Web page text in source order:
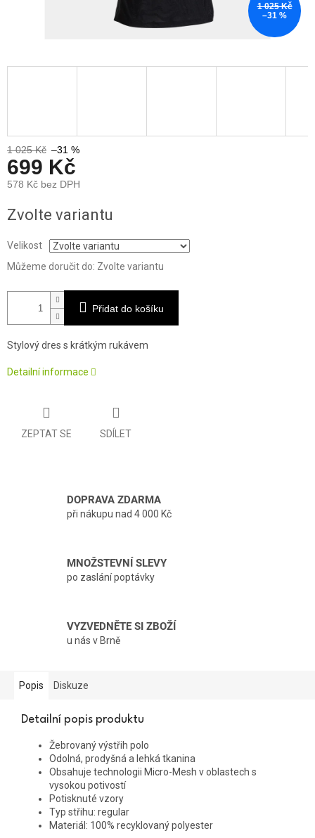
1 025 Kč
–31 %
1 025 Kč –31 %
699 Kč
578 Kč bez DPH
cena:
Zvolte variantu
Velikost
Můžeme doručit do: Zvolte variantu
Přidat do košíku
Stylový dres s krátkým rukávem
Detailní informace
ZEPTAT SE SDÍLET
DOPRAVA ZDARMA
při nákupu nad 4 000 Kč
MNOŽSTEVNÍ SLEVY
po zaslání poptávky
VYZVEDNĚTE SI ZBOŽÍ
u nás v Brně
Popis Diskuze
Detailní popis produktu
Žebrovaný výstřih polo
Odolná, prodyšná a lehká tkanina
Obsahuje technologii Micro-Mesh v oblastech s
vysokou potivostí
Potisknuté vzory
Typ střihu: regular
Materiál: 100% recyklovaný polyester